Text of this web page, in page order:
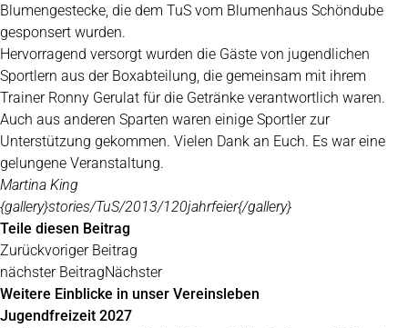
Blumengestecke, die dem TuS vom Blumenhaus Schöndube
gesponsert wurden.
Hervorragend versorgt wurden die Gäste von jugendlichen
Sportlern aus der Boxabteilung, die gemeinsam mit ihrem
Trainer Ronny Gerulat für die Getränke verantwortlich waren.
Auch aus anderen Sparten waren einige Sportler zur
Unterstützung gekommen. Vielen Dank an Euch. Es war eine
gelungene Veranstaltung.
Martina King
{gallery}stories/TuS/2013/120jahrfeier{/gallery}
Teile diesen Beitrag
Zurückvoriger Beitrag
nächster BeitragNächster
Weitere Einblicke in unser Vereinsleben
Jugendfreizeit 2027